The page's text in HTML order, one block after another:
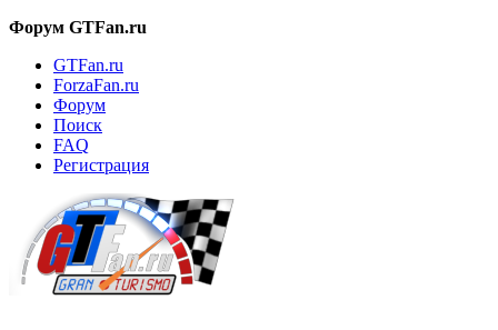
Форум GTFan.ru
GTFan.ru
ForzaFan.ru
Форум
Поиск
FAQ
Регистрация